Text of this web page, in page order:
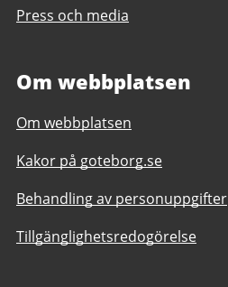
Press och media
Om webbplatsen
Om webbplatsen
Kakor på goteborg.se
Behandling av personuppgifter
Tillgänglighetsredogörelse